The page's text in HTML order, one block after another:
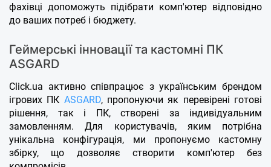
фахівці допоможуть підібрати комп'ютер відповідно
до ваших потреб і бюджету.
Геймерські інновації та кастомні ПК
ASGARD
Click.ua активно співпрацює з українським брендом
ігрових ПК ASGARD, пропонуючи як перевірені готові
рішення, так і ПК, створені за індивідуальним
замовленням. Для користувачів, яким потрібна
унікальна конфігурація, ми пропонуємо кастомну
збірку, що дозволяє створити комп'ютер без